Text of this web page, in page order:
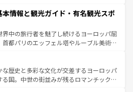
リアで、忘れられない旅をしてみよう！
リア情報は
国では、情熱的なフラメンコ、熱気あふ
美味しいタパスが生活の一部となってい
ードの洗練された雰囲気や、バルセロナの
角から、地方では古代ローマ遺跡や中世
って風土や気候が異なるスペインはその個
性で訪れる人を魅了する。 なお、新着のスペイン情報は コ
参照してほしい。
本情報と観光ガイド・有名観光スポ
界中の旅行者を魅了し続けるヨーロッパ屈
都パリのエッフェル塔やルーブル美術館
が詰まっている。華麗な宮殿、歴史的な大
ーチ、そして豊かな自然が、訪れる者を心
また、フランスは美食の国としても知ら
な歴史と多彩な文化が交差するヨーロッパ
る国。中世の街並みが残るロマンチック街